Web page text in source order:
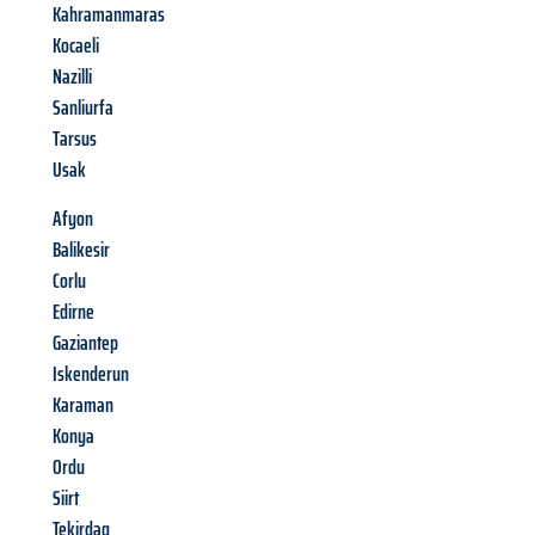
Kahramanmaras
Kocaeli
Nazilli
Sanliurfa
Tarsus
Usak
Afyon
Balikesir
Corlu
Edirne
Gaziantep
Iskenderun
Karaman
Konya
Ordu
Siirt